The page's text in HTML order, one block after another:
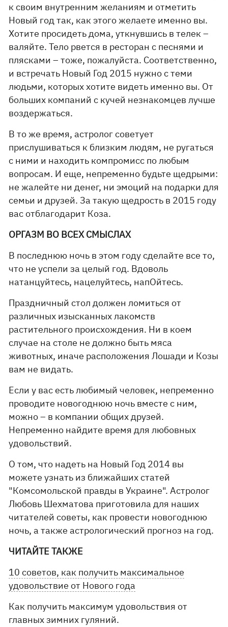
к своим внутренним желаниям и отметить
Новый год так, как этого желаете именно вы.
Хотите просидеть дома, уткнувшись в телек –
валяйте. Тело рвется в ресторан с песнями и
плясками – тоже, пожалуйста. Соответственно,
и встречать Новый Год 2015 нужно с теми
людьми, которых хотите видеть именно вы. От
больших компаний с кучей незнакомцев лучше
воздержаться.
В то же время, астролог советует
прислушиваться к близким людям, не ругаться
с ними и находить компромисс по любым
вопросам. И еще, непременно будьте щедрыми:
не жалейте ни денег, ни эмоций на подарки для
семьи и друзей. За такую щедрость в 2015 году
вас отблагодарит Коза.
ОРГАЗМ ВО ВСЕХ СМЫСЛАХ
В последнюю ночь в этом году сделайте все то,
что не успели за целый год. Вдоволь
натанцуйтесь, нацелуйтесь, напОйтесь.
Праздничный стол должен ломиться от
различных изысканных лакомств
растительного происхождения. Ни в коем
случае на столе не должно быть мяса
животных, иначе расположения Лошади и Козы
вам не видать.
Если у вас есть любимый человек, непременно
проводите новогоднюю ночь вместе с ним,
можно – в компании общих друзей.
Непременно найдите время для любовных
удовольствий.
О том, что надеть на Новый Год 2014 вы
можете узнать из ближайших статей
"Комсомольской правды в Украине". Астролог
Любовь Шехматова приготовила для наших
читателей советы, как провести новогоднюю
ночь, а также астрологический прогноз на год.
ЧИТАЙТЕ ТАКЖЕ
10 советов, как получить максимальное
удовольствие от Нового года
Как получить максимум удовольствия от
главных зимних гуляний.